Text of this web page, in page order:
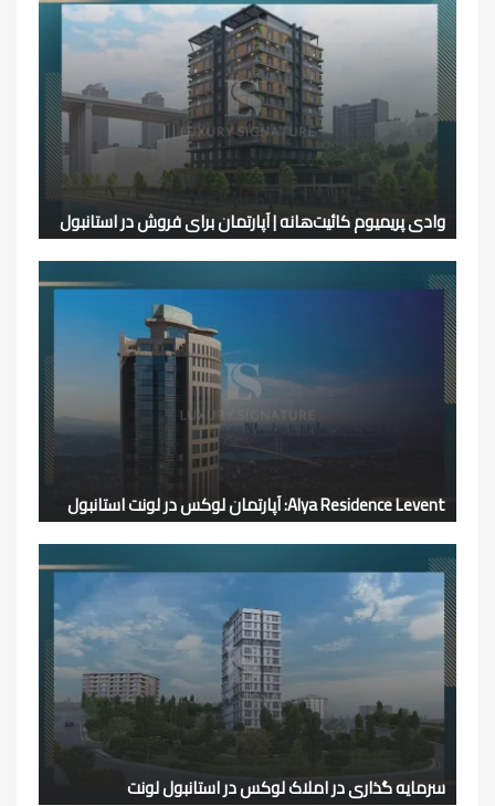
وادی پریمیوم کائیت‌هانه | آپارتمان برای فروش در استانبول
Alya Residence Levent: آپارتمان لوکس در لونت استانبول
سرمایه گذاری در املاک لوکس در استانبول لونت